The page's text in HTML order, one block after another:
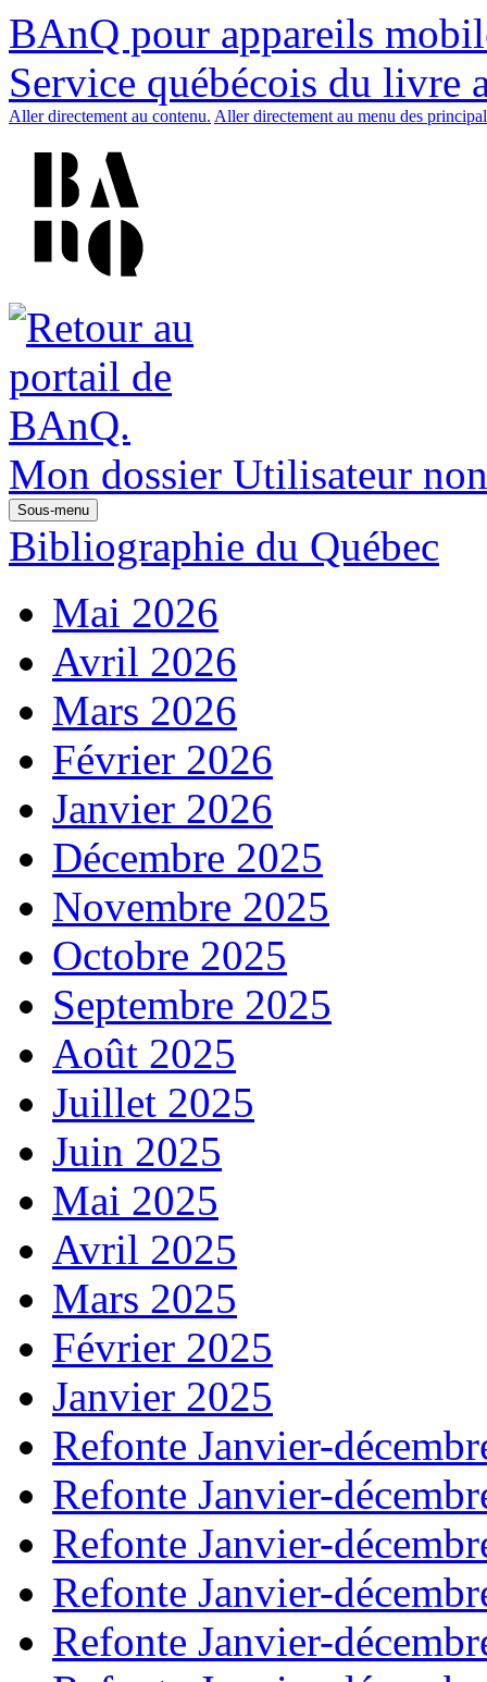
BAnQ pour appareils
Service québécois du livre
Aller directement au contenu. Aller directement au menu des
Mon dossier Utilisateur
Sous-menu
Bibliographie du Québec
Mai 2026
Avril 2026
Mars 2026
Février 2026
Janvier 2026
Décembre 2025
Novembre 2025
Octobre 2025
Septembre 2025
Août 2025
Juillet 2025
Juin 2025
Mai 2025
Avril 2025
Mars 2025
Février 2025
Janvier 2025
Refonte Janvier-
Refonte Janvier-
Refonte Janvier-
Refonte Janvier-
Refonte Janvier-